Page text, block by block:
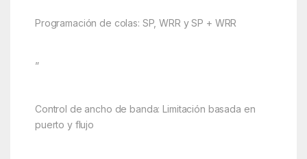
Programación de colas: SP, WRR y SP + WRR
”
Control de ancho de banda: Limitación basada en
puerto y flujo